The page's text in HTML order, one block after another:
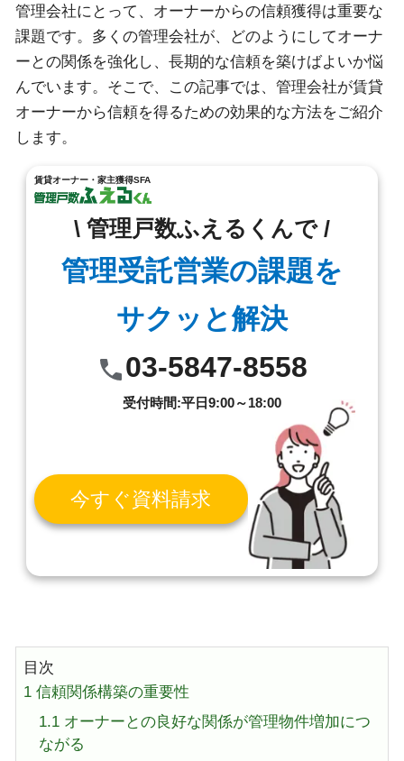
管理会社にとって、オーナーからの信頼獲得は重要な
課題です。多くの管理会社が、どのようにしてオーナ
ーとの関係を強化し、長期的な信頼を築けばよいか悩
んでいます。そこで、この記事では、管理会社が賃貸
オーナーから信頼を得るための効果的な方法をご紹介
します。
賃貸オーナー・家主獲得SFA
\ 管理戸数ふえるくんで /
管理受託営業の課題を
サクッと解決
03-5847-8558
受付時間:平日9:00～18:00
今すぐ資料請求
目次
1 信頼関係構築の重要性
1.1オーナーとの良好な関係が管理物件増加につ
ながる